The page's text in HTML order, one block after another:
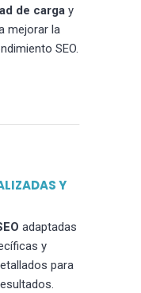
de carga y
mejorar la
SEO.
Y
adaptadas
y
para